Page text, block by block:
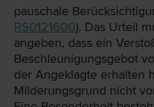
pauschale
RS0121600). Das Urteil
angeben, dass ein
Beschleunigungsgebot
der Angeklagte erhalten
Milderungsgrund nicht